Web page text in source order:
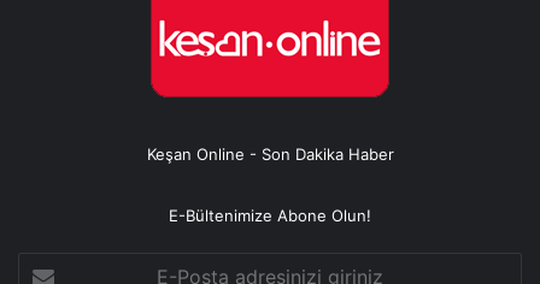
Keşan Online - Son Dakika Haber
E-Bültenimize Abone Olun!